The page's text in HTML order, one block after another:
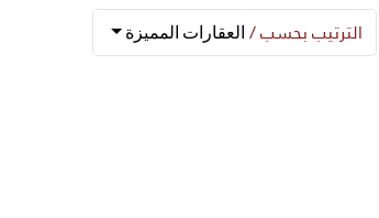
الترتيب بحسب / العقارات المميزة